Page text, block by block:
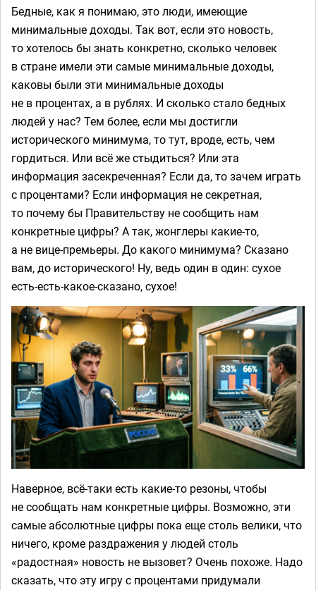
Бедные, как я понимаю, это люди, имеющие
минимальные доходы. Так вот, если это новость,
то хотелось бы знать конкретно, сколько человек
в стране имели эти самые минимальные доходы,
каковы были эти минимальные доходы
не в процентах, а в рублях. И сколько стало бедных
людей у нас? Тем более, если мы достигли
исторического минимума, то тут, вроде, есть, чем
гордиться. Или всё же стыдиться? Или эта
информация засекреченная? Если да, то зачем играть
с процентами? Если информация не секретная,
то почему бы Правительству не сообщить нам
конкретные цифры? А так, жонглеры какие-то,
а не вице-премьеры. До какого минимума? Сказано
вам, до исторического! Ну, ведь один в один: сухое
есть-есть-какое-сказано, сухое!
Наверное, всё-таки есть какие-то резоны, чтобы
не сообщать нам конкретные цифры. Возможно, эти
самые абсолютные цифры пока еще столь велики, что
ничего, кроме раздражения у людей столь
«радостная» новость не вызовет? Очень похоже. Надо
сказать, что эту игру с процентами придумали